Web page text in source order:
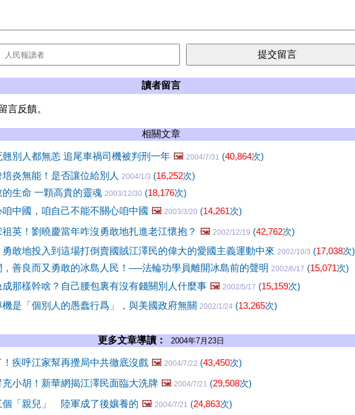
讀者留言
言反饋。
相關文章
別人都無恙 追尾車禍司機被判刑一年 🖼️ 2004/7/31 (40,864次)
炎無能！是否讓位給別人 2004/1/3 (16,252次)
生命 一顆高貴的靈魂 2003/12/30 (18,176次)
咱中國，咱自己不能不關心咱中國 🖼️ 2003/3/20 (14,261次)
英！劉曉慶當年咋沒勇敢地扎進老江懷抱？ 🖼️ 2002/12/19 (42,762次)
勇敢地投入到這場打倒賣國賊江澤民的偉大的愛國主義運動中來 2002/10/3 (17,038次)
，善良而又勇敢的冰島人民！──法輪功學員離開冰島前的聲明 2002/6/17 (15,071次)
成那樣幹啥？自己腰包裏有沒有錢關別人什麼事 🖼️ 2002/5/17 (15,159次)
機是「個別人的愚蠢行爲」，與美國政府無關 2002/1/24 (13,265次)
更多文章導讀： 2004年7月23日
！疾呼江家幫再攪局中共徹底沒戲 🖼️ 2004/7/22 (43,450次)
充小胡！新華網揭江澤民面臨大洗牌 🖼️ 2004/7/21 (29,508次)
個「親兒」 陸軍成了後孃養的 🖼️ 2004/7/21 (24,863次)